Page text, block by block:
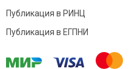
Публикация в РИНЦ
Публикация в ЕГПНИ